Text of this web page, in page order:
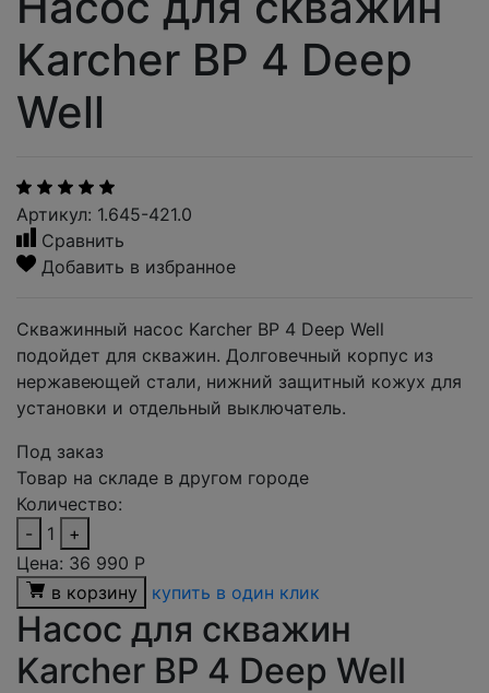
Karcher BP 4 Deep
Well
Артикул: 1.645-421.0
Сравнить
Добавить в избранное
Скважинный насос Karcher BP 4 Deep Well
подойдет для скважин. Долговечный корпус из
нержавеющей стали, нижний защитный кожух для
установки и отдельный выключатель.
Под заказ
Товар на складе в другом городе
Количество:
-
1
+
Цена: 36 990 Р
в корзину
купить в один клик
Насос для скважин
Karcher BP 4 Deep Well